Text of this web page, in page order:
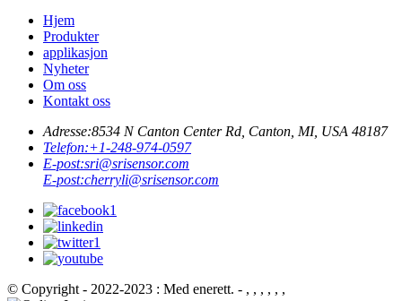
Hjem
Produkter
applikasjon
Nyheter
Om oss
Kontakt oss
Adresse:8534 N Canton Center Rd, Canton, MI, USA 48187
Telefon:+1-248-974-0597
E-post:sri@srisensor.com
E-post:cherryli@srisensor.com
© Copyright - 2022-2023 : Med enerett. - , , , , , ,